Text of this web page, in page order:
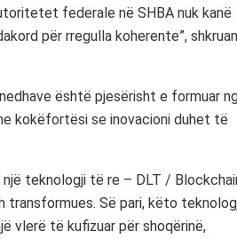
federale në SHBA nuk kanë
për rregulla koherente”, shkruan
është pjesërisht e formuar
kokëfortësi se inovacioni duhet të
teknologji të re – DLT /
Së pari, këto
vlerë të kufizuar për shoqërinë,